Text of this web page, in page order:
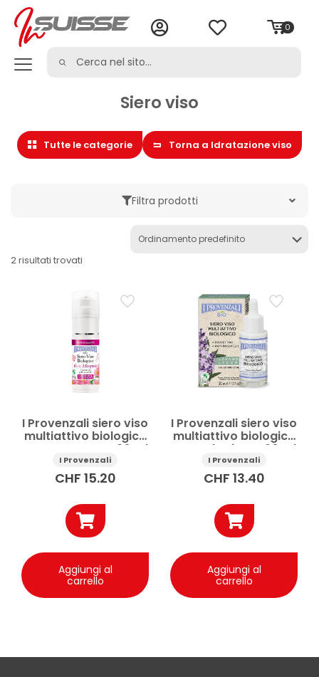
0
Siero viso
Tutte le categorie Torna a Idratazione viso
Filtra prodotti
Crema viso Cura del viso
Cura della persona
Idratazione viso Olio viso Siero viso
2 risultati trovati
I Provenzali siero viso
multiattivo biologico
Rosa Mosqueta 30 ml
I Provenzali
CHF 15.20
Aggiungi al
carrello
I Provenzali siero viso
multiattivo biologico
Lavanda Ligure 30 ml
I Provenzali
CHF 13.40
Aggiungi al
carrello